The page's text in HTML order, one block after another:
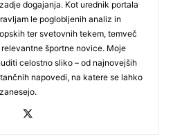
dogajanja. Kot urednik portala
le poglobljenih analiz in
ter svetovnih tekem, temveč
športne novice. Moje
celostno sliko – od najnovejših
napovedi, na katere se lahko
zanesejo.